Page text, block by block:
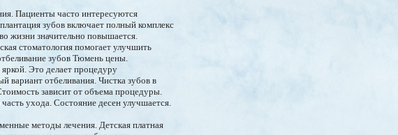
Пациенты часто интересуются
зубов включает полный комплекс
жизни значительно повышается.
стоматология помогает улучшить
зубов Тюмень цены.
Это делает процедуру
вариант отбеливания. Чистка зубов в
зависит от объема процедуры.
ухода. Состояние десен улучшается.
методы лечения. Детская платная